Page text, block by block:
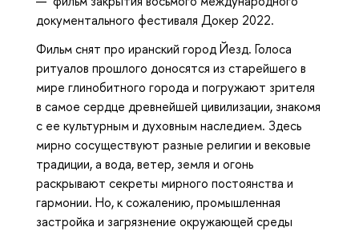
документального фестиваля Докер 2022.
Фильм снят про иранский город Йезд. Голоса
ритуалов прошлого доносятся из старейшего в
мире глинобитного города и погружают зрителя
в самое сердце древнейшей цивилизации, знакомя
с ее культурным и духовным наследием. Здесь
мирно сосуществуют разные религии и вековые
традиции, а вода, ветер, земля и огонь
раскрывают секреты мирного постоянства и
гармонии. Но, к сожалению, промышленная
застройка и загрязнение окружающей среды